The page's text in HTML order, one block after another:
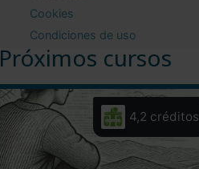
Próximos cursos
4,2 créditos
Cookies
Condiciones de uso